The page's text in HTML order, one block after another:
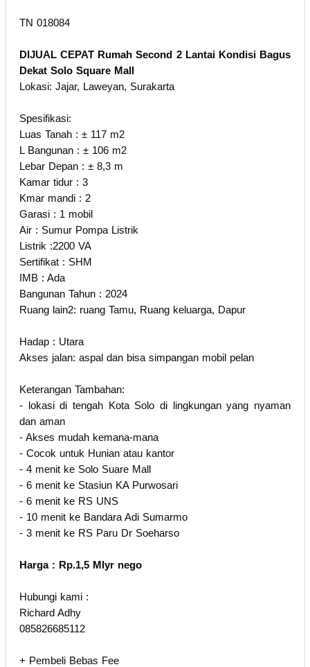
TN 018084
DIJUAL CEPAT Rumah Second 2 Lantai Kondisi Bagus
Dekat Solo Square Mall
Lokasi: Jajar, Laweyan, Surakarta
Spesifikasi:
Luas Tanah : ± 117 m2
L Bangunan : ± 106 m2
Lebar Depan : ± 8,3 m
Kamar tidur : 3
Kmar mandi : 2
Garasi : 1 mobil
Air : Sumur Pompa Listrik
Listrik :2200 VA
Sertifikat : SHM
IMB : Ada
Bangunan Tahun : 2024
Ruang lain2: ruang Tamu, Ruang keluarga, Dapur
Hadap : Utara
Akses jalan: aspal dan bisa simpangan mobil pelan
Keterangan Tambahan:
- lokasi di tengah Kota Solo di lingkungan yang nyaman
dan aman
- Akses mudah kemana-mana
- Cocok untuk Hunian atau kantor
- 4 menit ke Solo Suare Mall
- 6 menit ke Stasiun KA Purwosari
- 6 menit ke RS UNS
- 10 menit ke Bandara Adi Sumarmo
- 3 menit ke RS Paru Dr Soeharso
Harga : Rp.1,5 Mlyr nego
Hubungi kami :
Richard Adhy
085826685112
+ Pembeli Bebas Fee